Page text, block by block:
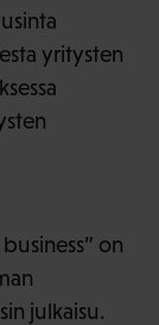
yritysten
on
julkaisu.